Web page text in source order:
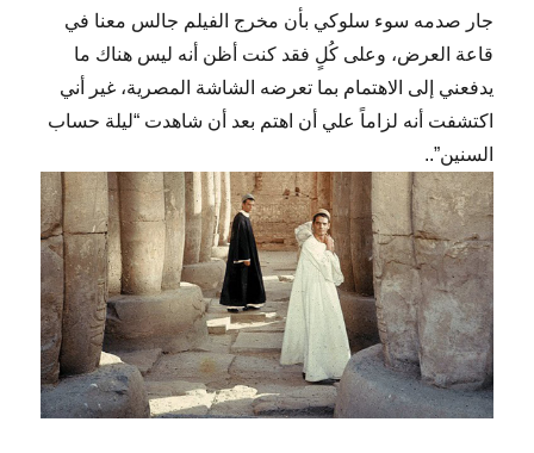
جار صدمه سوء سلوكي بأن مخرج الفيلم جالس معنا في
قاعة العرض، وعلى كُلٍ فقد كنت أظن أنه ليس هناك ما
يدفعني إلى الاهتمام بما تعرضه الشاشة المصرية، غير أني
اكتشفت أنه لزاماً علي أن اهتم بعد أن شاهدت “ليلة حساب
السنين”..